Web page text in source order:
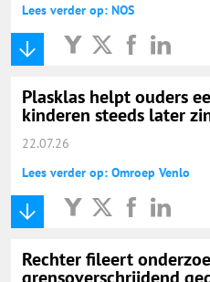
Lees verder op: NOS
Plasklas helpt ouders
kinderen steeds later
22.07.26
Lees verder op: Omroep Venlo
Rechter fileert